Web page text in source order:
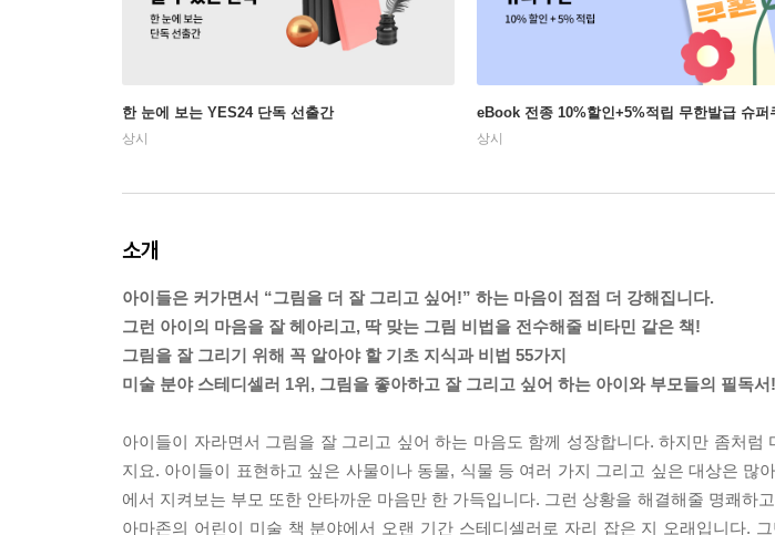
한 눈에 보는 YES24 단독 선출간
상시
eBook 전종 10%할인+5%적립 무한발급 슈퍼
상시
소개
아이들은 커가면서 “그림을 더 잘 그리고 싶어!” 하는 마음이 점점 더 강해집니다.
그런 아이의 마음을 잘 헤아리고, 딱 맞는 그림 비법을 전수해줄 비타민 같은 책!
그림을 잘 그리기 위해 꼭 알아야 할 기초 지식과 비법 55가지
미술 분야 스테디셀러 1위, 그림을 좋아하고 잘 그리고 싶어 하는 아이와 부모들의 필독서!
아이들이 자라면서 그림을 잘 그리고 싶어 하는 마음도 함께 성장합니다. 하지만 좀처
지요. 아이들이 표현하고 싶은 사물이나 동물, 식물 등 여러 가지 그리고 싶은 대상은 많
에서 지켜보는 부모 또한 안타까운 마음만 한 가득입니다. 그런 상황을 해결해줄 명쾌하
아마존의 어린이 미술 책 분야에서 오랜 기간 스테디셀러로 자리 잡은 지 오래입니다.